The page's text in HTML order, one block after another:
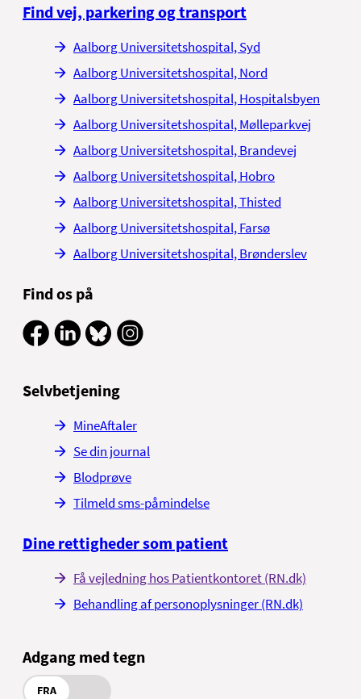
Find vej, parkering og transport
Aalborg Universitetshospital, Syd
Aalborg Universitetshospital, Nord
Aalborg Universitetshospital, Hospitalsbyen
Aalborg Universitetshospital, Mølleparkvej
Aalborg Universitetshospital, Brandevej
Aalborg Universitetshospital, Hobro
Aalborg Universitetshospital, Thisted
Aalborg Universitetshospital, Farsø
Aalborg Universitetshospital, Brønderslev
Find os på
Selvbetjening
MineAftaler
Se din journal
Blodprøve
Tilmeld sms-påmindelse
Dine rettigheder som patient
Få vejledning hos Patientkontoret (RN.dk)
Behandling af personoplysninger (RN.dk)
Adgang med tegn
FRA